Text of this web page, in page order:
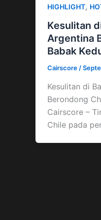
HIGHLIGHT,
Kesulitan
Argentina
Babak
Cairscore/
Kesulitan di
Berondong
Cairscore –
Chile pada